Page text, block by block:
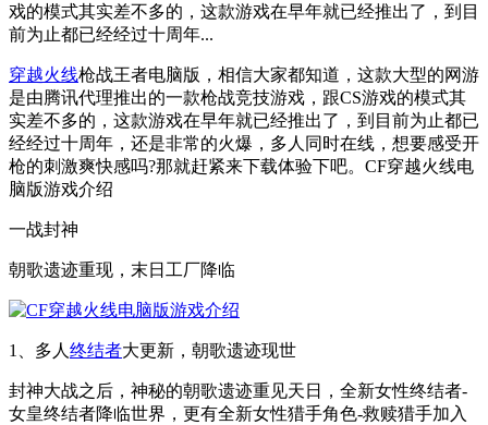
戏的模式其实差不多的，这款游戏在早年就已经推出了，到目
前为止都已经经过十周年...
穿越火线枪战王者电脑版，相信大家都知道，这款大型的网游
是由腾讯代理推出的一款枪战竞技游戏，跟CS游戏的模式其
实差不多的，这款游戏在早年就已经推出了，到目前为止都已
经经过十周年，还是非常的火爆，多人同时在线，想要感受开
枪的刺激爽快感吗?那就赶紧来下载体验下吧。CF穿越火线电
脑版游戏介绍
一战封神
朝歌遗迹重现，末日工厂降临
1、多人 终结者大更新，朝歌遗迹现世
封神大战之后，神秘的朝歌遗迹重见天日，全新女性终结者-
女皇终结者降临世界，更有全新女性猎手角色-救赎猎手加入